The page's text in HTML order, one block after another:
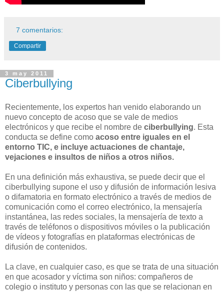
7 comentarios:
Compartir
3 may 2011
Ciberbullying
Recientemente, los expertos han venido elaborando un
nuevo concepto de acoso que se vale de medios
electrónicos y que recibe el nombre de ciberbullying. Esta
conducta se define como acoso entre iguales en el
entorno TIC, e incluye actuaciones de chantaje,
vejaciones e insultos de niños a otros niños.
En una definición más exhaustiva, se puede decir que el
ciberbullying supone el uso y difusión de información lesiva
o difamatoria en formato electrónico a través de medios de
comunicación como el correo electrónico, la mensajería
instantánea, las redes sociales, la mensajería de texto a
través de teléfonos o dispositivos móviles o la publicación
de vídeos y fotografías en plataformas electrónicas de
difusión de contenidos.
La clave, en cualquier caso, es que se trata de una situación
en que acosador y víctima son niños: compañeros de
colegio o instituto y personas con las que se relacionan en